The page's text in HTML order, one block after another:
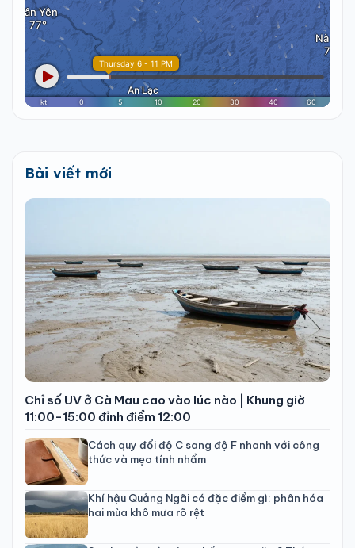
Bài viết mới
Chỉ số UV ở Cà Mau cao vào lúc nào | Khung giờ
11:00-15:00 đỉnh điểm 12:00
Cách quy đổi độ C sang độ F nhanh với công
thức và mẹo tính nhẩm
Khí hậu Quảng Ngãi có đặc điểm gì: phân hóa
hai mùa khô mưa rõ rệt